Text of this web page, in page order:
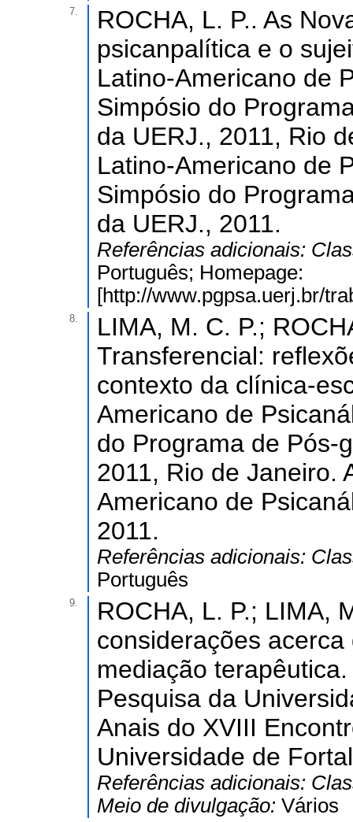
7.
ROCHA, L. P.. As
psicanpalítica e o
Latino-Americano de
Simpósio do
da UERJ., 2011, Rio
Latino-Americano de
Simpósio do
da UERJ., 2011.
Referências adicionais:
Português; Homepage:
[http://www.pgpsa.uerj.br/
8.
LIMA, M. C. P.;
Transferencial:
contexto da clínica-
Americano de
do Programa de Pós-
2011, Rio de Janeiro.
Americano de
2011.
Referências adicionais:
Português
9.
ROCHA, L. P.; LIMA,
considerações
mediação
Pesquisa da
Anais do XVIII
Universidade de
Referências adicionais:
Meio de divulgação: Vários